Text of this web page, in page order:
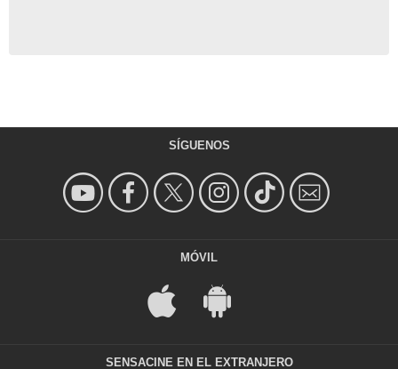
SÍGUENOS
MÓVIL
SENSACINE EN EL EXTRANJERO